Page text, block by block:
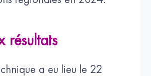
résultats
a eu lieu le 22